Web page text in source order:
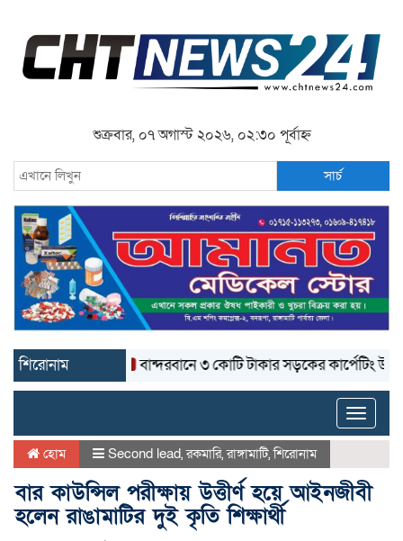
শুক্রবার, ০৭ অগাস্ট ২০২৬, ০২:৩০ পূর্বাহ্ন
সার্চ
শিরোনাম বান্দরবানে ৩ কোটি টাকার সড়কের কার্পেটিং উঠে যাচ্ছে
Toggle
হোম Second lead,রকমারি,রাঙ্গামাটি,শিরোনাম
বার কাউন্সিল পরীক্ষায় উত্তীর্ণ হয়ে আইনজীবী
হলেন রাঙামাটির দুই কৃতি শিক্ষার্থী